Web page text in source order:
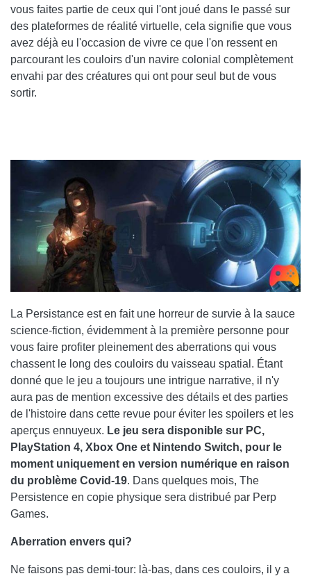
vous faites partie de ceux qui l'ont joué dans le passé sur
des plateformes de réalité virtuelle, cela signifie que vous
avez déjà eu l'occasion de vivre ce que l'on ressent en
parcourant les couloirs d'un navire colonial complètement
envahi par des créatures qui ont pour seul but de vous
sortir.
La Persistance est en fait une horreur de survie à la sauce
science-fiction, évidemment à la première personne pour
vous faire profiter pleinement des aberrations qui vous
chassent le long des couloirs du vaisseau spatial. Étant
donné que le jeu a toujours une intrigue narrative, il n'y
aura pas de mention excessive des détails et des parties
de l'histoire dans cette revue pour éviter les spoilers et les
aperçus ennuyeux. Le jeu sera disponible sur PC,
PlayStation 4, Xbox One et Nintendo Switch, pour le
moment uniquement en version numérique en raison
du problème Covid-19. Dans quelques mois, The
Persistence en copie physique sera distribué par Perp
Games.
Aberration envers qui?
Ne faisons pas demi-tour: là-bas, dans ces couloirs, il y a